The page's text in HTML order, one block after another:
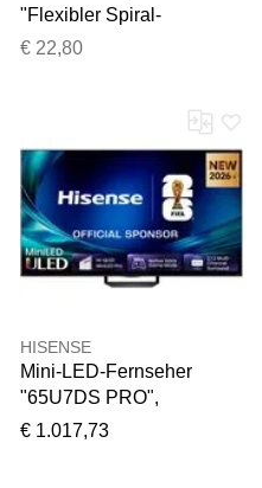
"Flexibler Spiral-
Kabelschlauch mit
Kunststoff,
Kabelführungen,
Kabelführung, Mit Einzieh-
Werkzeug
€ 22,80
HISENSE
Mini-LED-Fernseher
"65U7DS PRO",
Energieeffizienz: E,
€ 1.017,73